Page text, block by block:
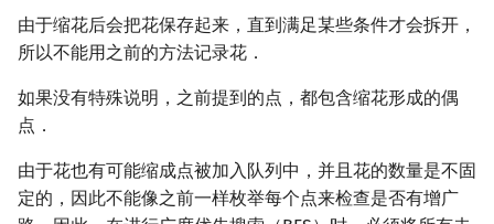
由于缩花后会把花保存起来，直到满足某些条件才会拆开，
所以不能用之前的方法记录花．
如果没有特殊说明，之前提到的点，都包含缩花形成的偶
点．
由于花也有可能缩成点被加入队列中，并且花的数量是不固
定的，因此不能像之前一样枚举每个点来检查是否有增广